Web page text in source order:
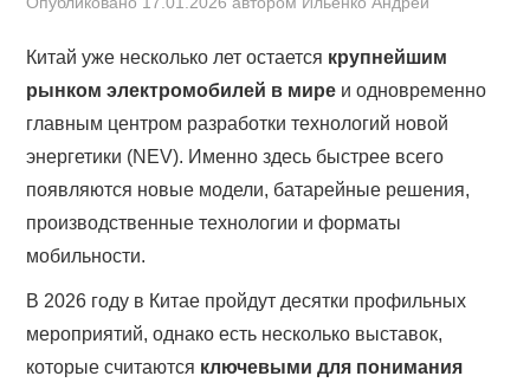
УСЛУГИ ПО БИЗНЕСУ С КИТАЕМ |
ТОВАРЫ ИЗ КИТАЯ
СТАТЬИ
КОНТАКТЫ
Китай уже несколько лет остается крупнейшим
рынком электромобилей в мире и одновременно
главным центром разработки технологий новой
энергетики (NEV). Именно здесь быстрее всего
появляются новые модели, батарейные решения,
производственные технологии и форматы
мобильности.
В 2026 году в Китае пройдут десятки профильных
мероприятий, однако есть несколько выставок,
которые считаются ключевыми для понимания